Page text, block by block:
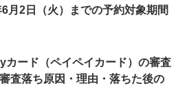
月2日（火）までの予約対象期間
カード（ペイペイカード）の審査
査落ち原因・理由・落ちた後の